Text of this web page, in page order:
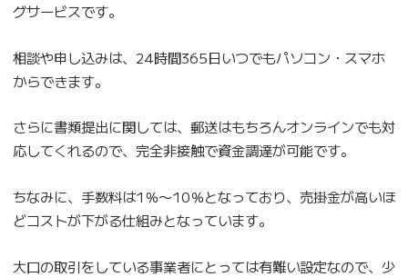
グサービスです。
相談や申し込みは、24時間365日いつでもパソコン・スマホ
からできます。
さらに書類提出に関しては、郵送はもちろんオンラインでも対
応してくれるので、完全非接触で資金調達が可能です。
ちなみに、手数料は1％〜10％となっており、売掛金が高いほ
どコストが下がる仕組みとなっています。
大口の取引をしている事業者にとっては有難い設定なので、少